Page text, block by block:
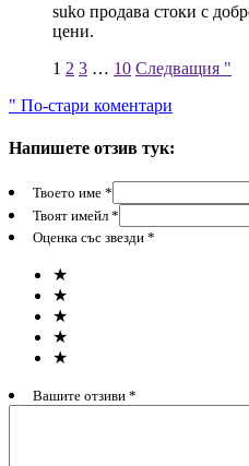
suko продава стоки с
цени.
1 2 3 … 10 Следващия "
" По-стари коментари
Напишете отзив тук:
Твоето име *
Твоят имейл *
Оценка със звезди *
★
★
★
★
★
Вашите отзиви *